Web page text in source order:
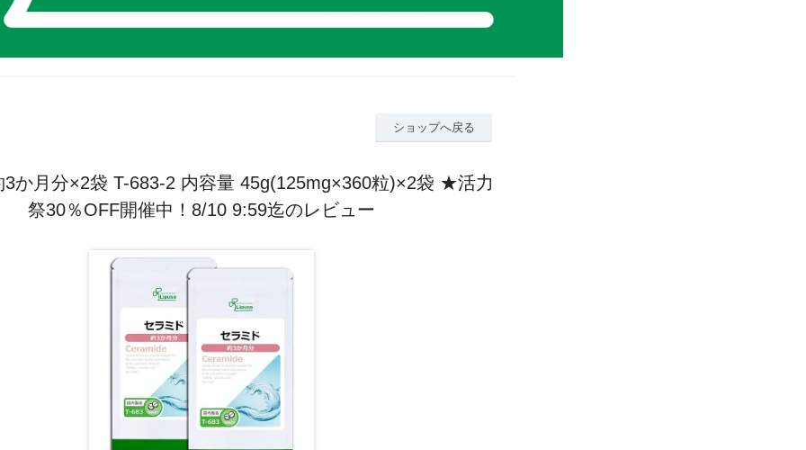
ショップへ戻る
3か月分×2袋 T-683-2 内容量 45g(125mg×360粒)×2袋 ★活力
祭30％OFF開催中！8/10 9:59迄のレビュー